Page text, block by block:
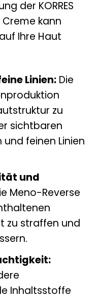
der KORRES
Creme kann
Ihre Haut
Linien:Die
zu
sichtbaren
und feinen Linien
und
Meno-Reverse
zu straffen und
Inhaltsstoffe